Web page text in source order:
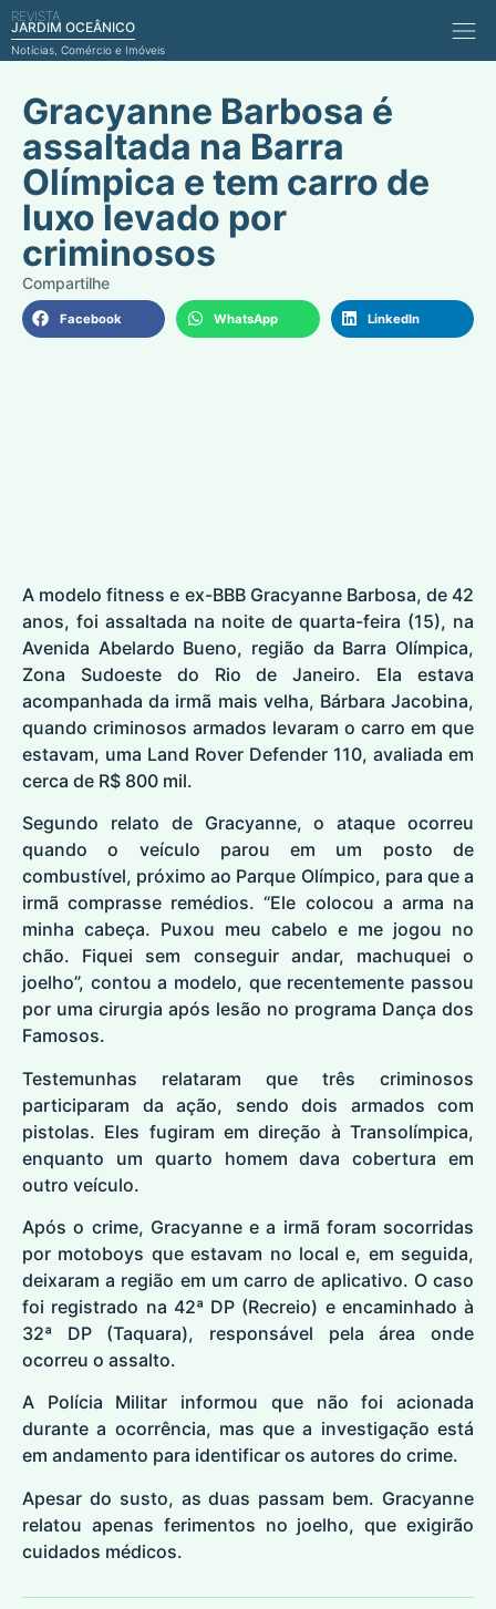
REVISTA
JARDIM OCEÂNICO
Notícias, Comércio e Imóveis
Gracyanne Barbosa é
assaltada na Barra
Olímpica e tem carro de
luxo levado por
criminosos
Facebook WhatsApp LinkedIn
A modelo fitness e ex-BBB Gracyanne Barbosa, de 42
anos, foi assaltada na noite de quarta-feira (15), na
Avenida Abelardo Bueno, região da Barra Olímpica,
Zona Sudoeste do Rio de Janeiro. Ela estava
acompanhada da irmã mais velha, Bárbara Jacobina,
quando criminosos armados levaram o carro em que
estavam, uma Land Rover Defender 110, avaliada em
cerca de R$ 800 mil.
Segundo relato de Gracyanne, o ataque ocorreu
quando o veículo parou em um posto de
combustível, próximo ao Parque Olímpico, para que a
irmã comprasse remédios. “Ele colocou a arma na
minha cabeça. Puxou meu cabelo e me jogou no
chão. Fiquei sem conseguir andar, machuquei o
joelho”, contou a modelo, que recentemente passou
por uma cirurgia após lesão no programa Dança dos
Famosos.
Testemunhas relataram que três criminosos
participaram da ação, sendo dois armados com
pistolas. Eles fugiram em direção à Transolímpica,
enquanto um quarto homem dava cobertura em
outro veículo.
Após o crime, Gracyanne e a irmã foram socorridas
por motoboys que estavam no local e, em seguida,
deixaram a região em um carro de aplicativo. O caso
foi registrado na 42ª DP (Recreio) e encaminhado à
32ª DP (Taquara), responsável pela área onde
ocorreu o assalto.
A Polícia Militar informou que não foi acionada
durante a ocorrência, mas que a investigação está
em andamento para identificar os autores do crime.
Apesar do susto, as duas passam bem. Gracyanne
relatou apenas ferimentos no joelho, que exigirão
cuidados médicos.